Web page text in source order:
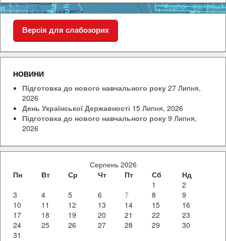
Версія для слабозорих
НОВИНИ
Підготовка до нового навчального року 27 Липня,
2026
День Української Державності 15 Липня, 2026
Підготовка до нового навчального року 9 Липня,
2026
Серпень 2026
Пн
Вт Ср Чт Пт Сб
Нд
1
2
3
4 5 6 7 8
9
10
11 12 13 14 15
16
17
18 19 20 21 22
23
24
25 26 27 28 29
30
31